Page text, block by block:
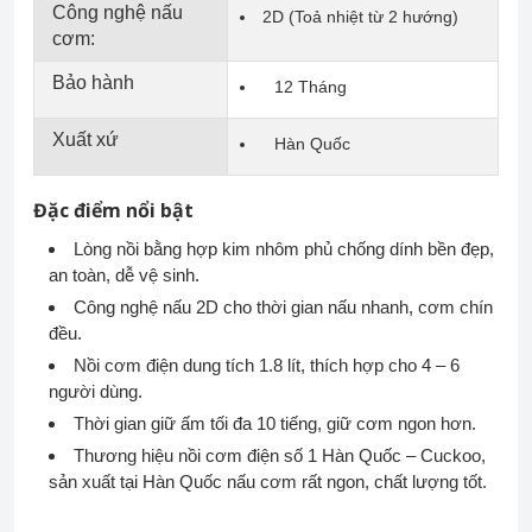
Công nghệ nấu
cơm:
2D (Toả nhiệt từ 2 hướng)
Bảo hành 12 Tháng
Xuất xứ Hàn Quốc
Đặc điểm nổi bật
Lòng nồi bằng hợp kim nhôm phủ chống dính bền đẹp,
an toàn, dễ vệ sinh.
Công nghệ nấu 2D cho thời gian nấu nhanh, cơm chín
đều.
Nồi cơm điện dung tích 1.8 lít, thích hợp cho 4 – 6
người dùng.
Thời gian giữ ấm tối đa 10 tiếng, giữ cơm ngon hơn.
Thương hiệu nồi cơm điện số 1 Hàn Quốc – Cuckoo,
sản xuất tại Hàn Quốc nấu cơm rất ngon, chất lượng tốt.